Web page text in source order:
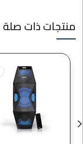
منتجات ذات صلة